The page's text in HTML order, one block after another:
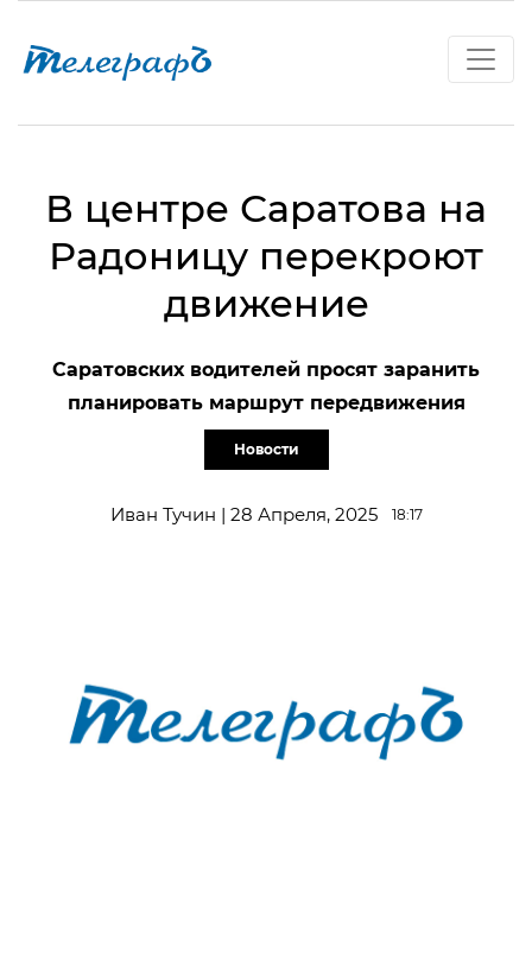
В центре Саратова на
Радоницу перекроют
движение
Саратовских водителей просят заранить
планировать маршрут передвижения
Новости
Иван Тучин | 28 Апреля, 2025 18:17